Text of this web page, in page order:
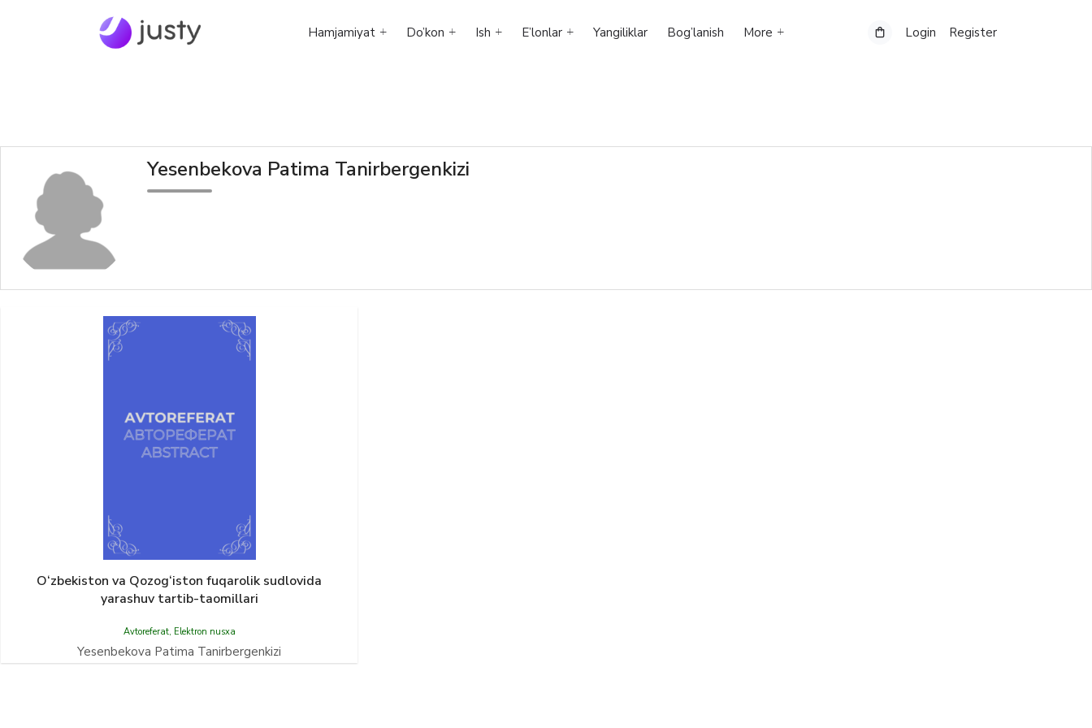
Hamjamiyat Do’kon Ish E’lonlar Yangiliklar Bog’lanish More Login Register
Yesenbekova Patima Tanirbergenkizi
O‘zbekiston va Qozog‘iston fuqarolik sudlovida
yarashuv tartib-taomillari
Avtoreferat, Elektron nusxa
Yesenbekova Patima Tanirbergenkizi